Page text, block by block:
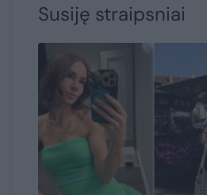
Susiję straipsniai